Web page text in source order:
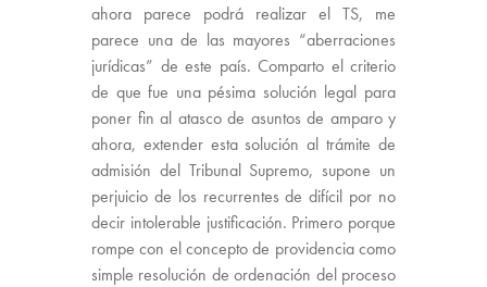
ahora parece podrá realizar el TS, me
parece una de las mayores “aberraciones
jurídicas” de este país. Comparto el criterio
de que fue una pésima solución legal para
poner fin al atasco de asuntos de amparo y
ahora, extender esta solución al trámite de
admisión del Tribunal Supremo, supone un
perjuicio de los recurrentes de difícil por no
decir intolerable justificación. Primero porque
rompe con el concepto de providencia como
simple resolución de ordenación del proceso